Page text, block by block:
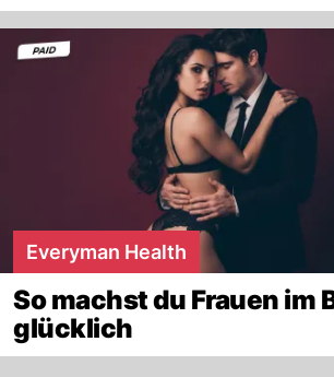
Everyman Health
So machst du Frauen im
glücklich